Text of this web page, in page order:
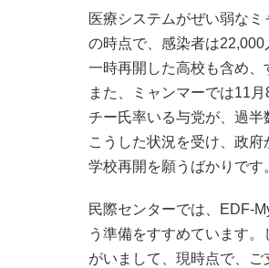
医療システムがぜい弱な
の時点で、感染者は22,000
一時再開した高校も含め、
また、ミャンマーでは11
チー氏率いる与党が、過半
こうした状況を受け、政
学校再開を願うばかりです
民際センターでは、EDF-
う準備をすすめています
がいまして、現時点で、ご